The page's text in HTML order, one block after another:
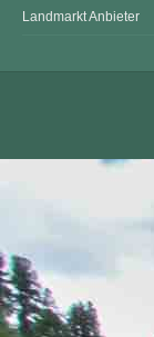
Landmarkt Anbieter